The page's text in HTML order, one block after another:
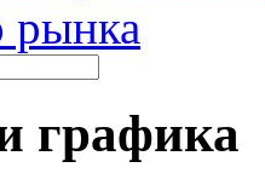
рынка
графика